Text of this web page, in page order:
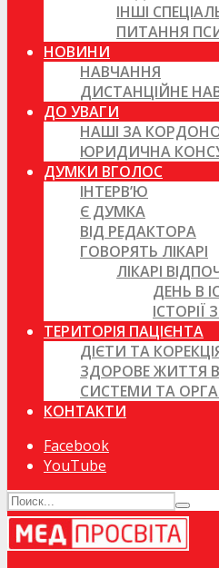
ІНШІ
ПИТАННЯ
НОВИНИ
НАВЧАННЯ
ДИСТАНЦІЙНЕ
ДО УВАГИ
НАШІ ЗА
ЮРИДИЧНА
ДУМКИ ВГОЛОС
ІНТЕРВ’Ю
Є ДУМКА
ВІД РЕДАКТОРА
ГОВОРЯТЬ ЛІКАРІ
ЛІКАРІ
ДЕНЬ В
ІСТОРІЇ
ТЕРИТОРІЯ ПАЦІЄНТА
ДІЄТИ ТА
ЗДОРОВЕ ЖИТТЯ
СИСТЕМИ ТА
КОНТАКТИ
Facebook
YouTube